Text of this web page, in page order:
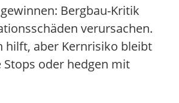
Bergbau-Kritik
verursachen.
hilft, aber Kernrisiko bleibt
Stops oder hedgen mit